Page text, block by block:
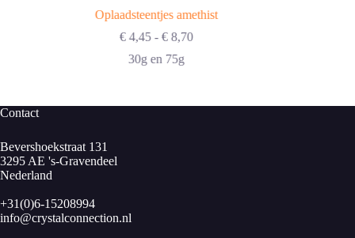
Oplaadsteentjes amethist
€4,45 - €8,70Prijsklasse:
30g en 75g
Contact
Bevershoekstraat 131
3295 AE 's-Gravendeel
Nederland
+31(0)6-15208994
info@crystalconnection.nl